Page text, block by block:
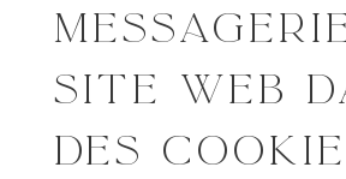
SITE WEB
DES